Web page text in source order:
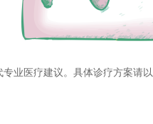
业医疗建议。具体诊疗方案请